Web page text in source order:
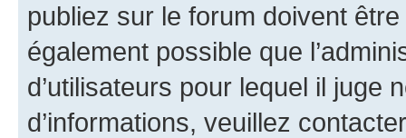
publiez sur le forum doivent
également possible que
d’utilisateurs pour lequel il juge
d’informations, veuillez